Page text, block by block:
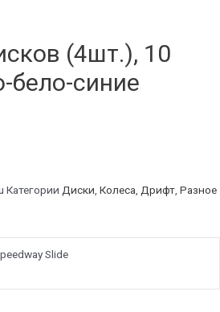
(4шт.), 10
бело-синие
Категории Диски, Колеса, Дрифт, Разное
Slide